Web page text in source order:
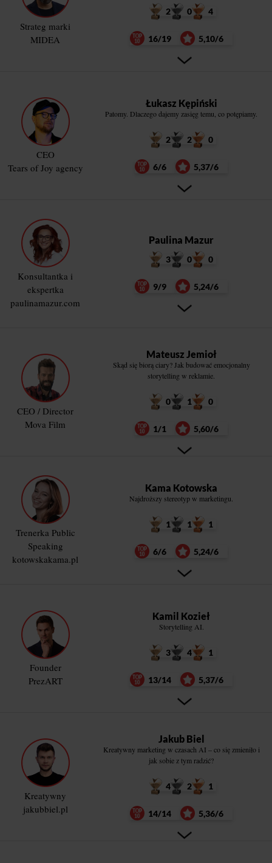
Strateg marki
MIDEA
2 0 4
16/19 5,10/6
CEO
Tears of Joy agency
Łukasz Kępiński
Patomy. Dlaczego dajemy zasięg temu, co potępiamy.
2 2 0
6/6 5,37/6
Konsultantka i
ekspertka
paulinamazur.com
Paulina Mazur
3 0 0
9/9 5,24/6
CEO / Director
Mova Film
Mateusz Jemioł
Skąd się biorą ciary? Jak budować emocjonalny
storytelling w reklamie.
0 1 0
1/1 5,60/6
Trenerka Public
Speaking
kotowskakama.pl
Kama Kotowska
Najdroższy stereotyp w marketingu.
1 1 1
6/6 5,24/6
Founder
PrezART
Kamil Kozieł
Storytelling AI.
3 4 1
13/14 5,37/6
Kreatywny
jakubbiel.pl
Jakub Biel
Kreatywny marketing w czasach AI – co się zmieniło i
jak sobie z tym radzić?
4 2 1
14/14 5,36/6